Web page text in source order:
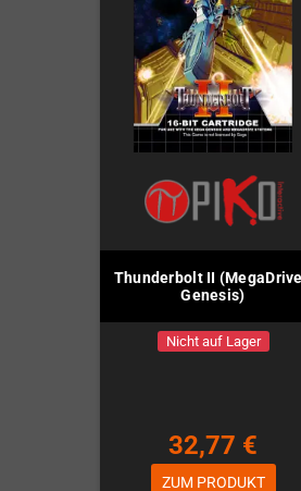
Thunderbolt II
Genesis)
Nicht auf Lager
32,77 €
ZUM PRODUKT